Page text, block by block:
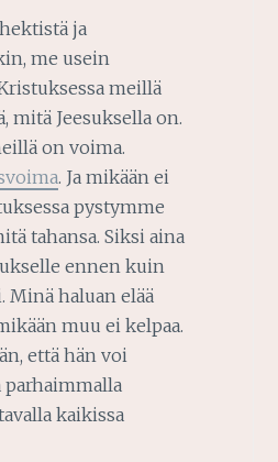
ja
me usein
meillä
mitä Jeesuksella on.
on voima.
. Ja mikään ei
pystymme
tahansa. Siksi aina
ennen kuin
Minä haluan elää
muu ei kelpaa.
että hän voi
parhaimmalla
kaikissa